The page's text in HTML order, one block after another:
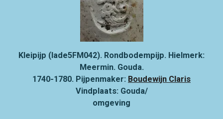
Kleipijp (lade5FM042). Rondbodempijp. Hielmerk:
Meermin. Gouda.
1740-1780. Pijpenmaker: Boudewijn Claris
Vindplaats: Gouda/
omgeving